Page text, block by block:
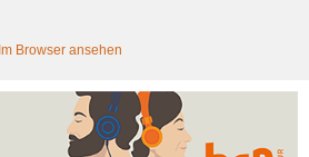
Im Browser ansehen